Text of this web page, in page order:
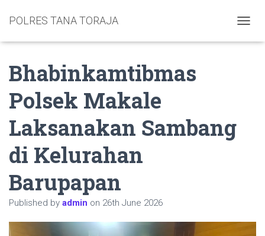
POLRES TANA TORAJA
Bhabinkamtibmas
Polsek Makale
Laksanakan Sambang
di Kelurahan
Barupapan
Published by admin on 26th June 2026